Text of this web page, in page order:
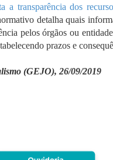
a transparência dos
detalha quais
pelos órgãos ou
prazos e
(GEJO), 26/09/2019